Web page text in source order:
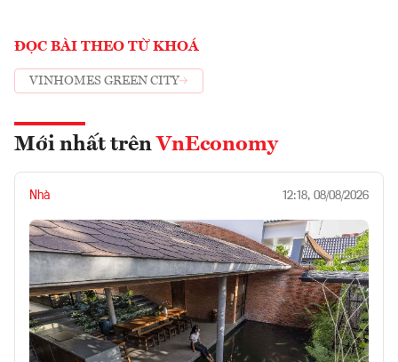
ĐỌC BÀI THEO TỪ KHOÁ
VINHOMES GREEN CITY
Mới nhất trên VnEconomy
Nhà 12:18, 08/08/2026